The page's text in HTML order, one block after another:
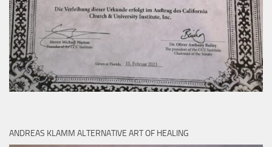
ANDREAS KLAMM ALTERNATIVE ART OF HEALING